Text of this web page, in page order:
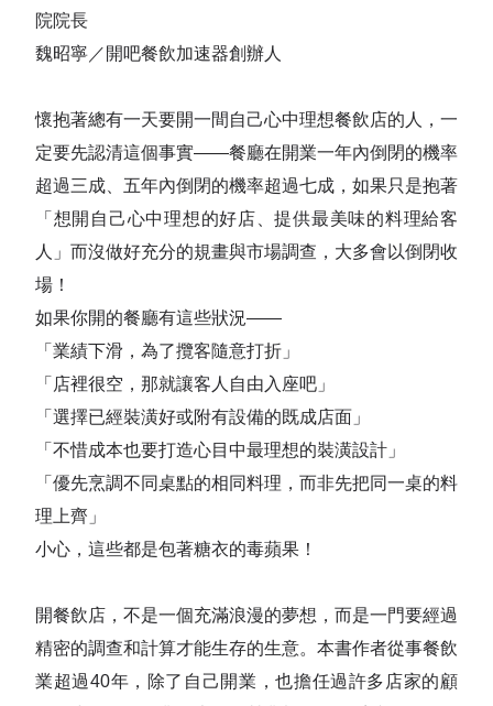
院院長
魏昭寧／開吧餐飲加速器創辦人
懷抱著總有一天要開一間自己心中理想餐飲店的人，一
定要先認清這個事實——餐廳在開業一年內倒閉的機率
超過三成、五年內倒閉的機率超過七成，如果只是抱著
「想開自己心中理想的好店、提供最美味的料理給客
人」而沒做好充分的規畫與市場調查，大多會以倒閉收
場！
如果你開的餐廳有這些狀況——
「業績下滑，為了攬客隨意打折」
「店裡很空，那就讓客人自由入座吧」
「選擇已經裝潢好或附有設備的既成店面」
「不惜成本也要打造心目中最理想的裝潢設計」
「優先烹調不同桌點的相同料理，而非先把同一桌的料
理上齊」
小心，這些都是包著糖衣的毒蘋果！
開餐飲店，不是一個充滿浪漫的夢想，而是一門要經過
精密的調查和計算才能生存的生意。本書作者從事餐飲
業超過40年，除了自己開業，也擔任過許多店家的顧